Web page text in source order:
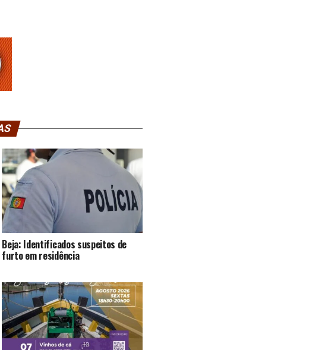
Beja: Identificados suspeitos de
furto em residência